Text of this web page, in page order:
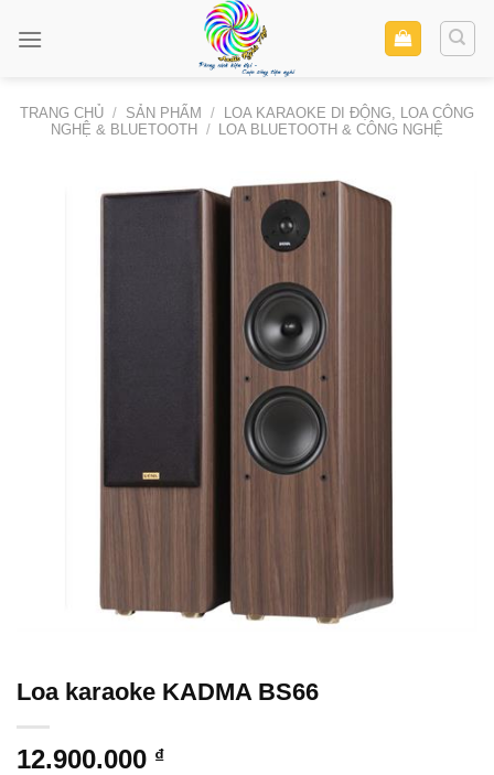
TRANG CHỦ / SẢN PHẨM /
LOA KARAOKE DI ĐỘNG, LOA CÔNG
NGHỆ & BLUETOOTH
/ LOA BLUETOOTH & CÔNG NGHỆ
Loa karaoke KADMA BS66
12.900.000 ₫